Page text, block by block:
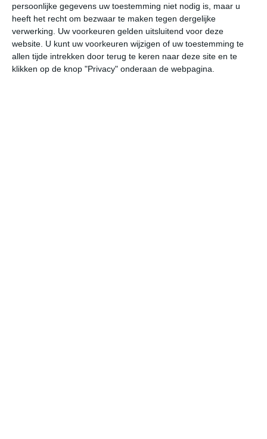
persoonlijke gegevens uw toestemming niet nodig is, maar u
heeft het recht om bezwaar te maken tegen dergelijke
verwerking. Uw voorkeuren gelden uitsluitend voor deze
website. U kunt uw voorkeuren wijzigen of uw toestemming te
allen tijde intrekken door terug te keren naar deze site en te
klikken op de knop "Privacy" onderaan de webpagina.
16:00 19:00 22:00 01:00 04:00
16:00 19:00 22:00 01:00 04:00